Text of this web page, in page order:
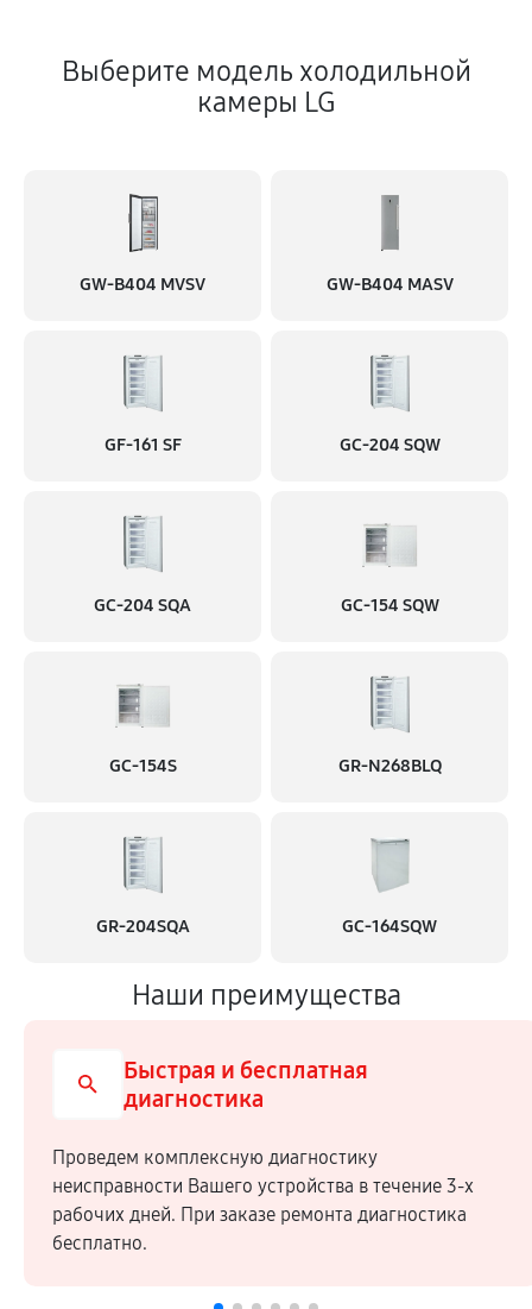
Выберите модель холодильной
камеры LG
GW-B404 MVSV GW-B404 MASV
GF-161 SF GC-204 SQW
GC-204 SQA GC-154 SQW
GC-154S GR-N268BLQ
GR-204SQA GC-164SQW
Наши преимущества
Быстрая и бесплатная
диагностика
Проведем комплексную диагностику
неисправности Вашего устройства в течение 3-х
рабочих дней. При заказе ремонта диагностика
бесплатно.